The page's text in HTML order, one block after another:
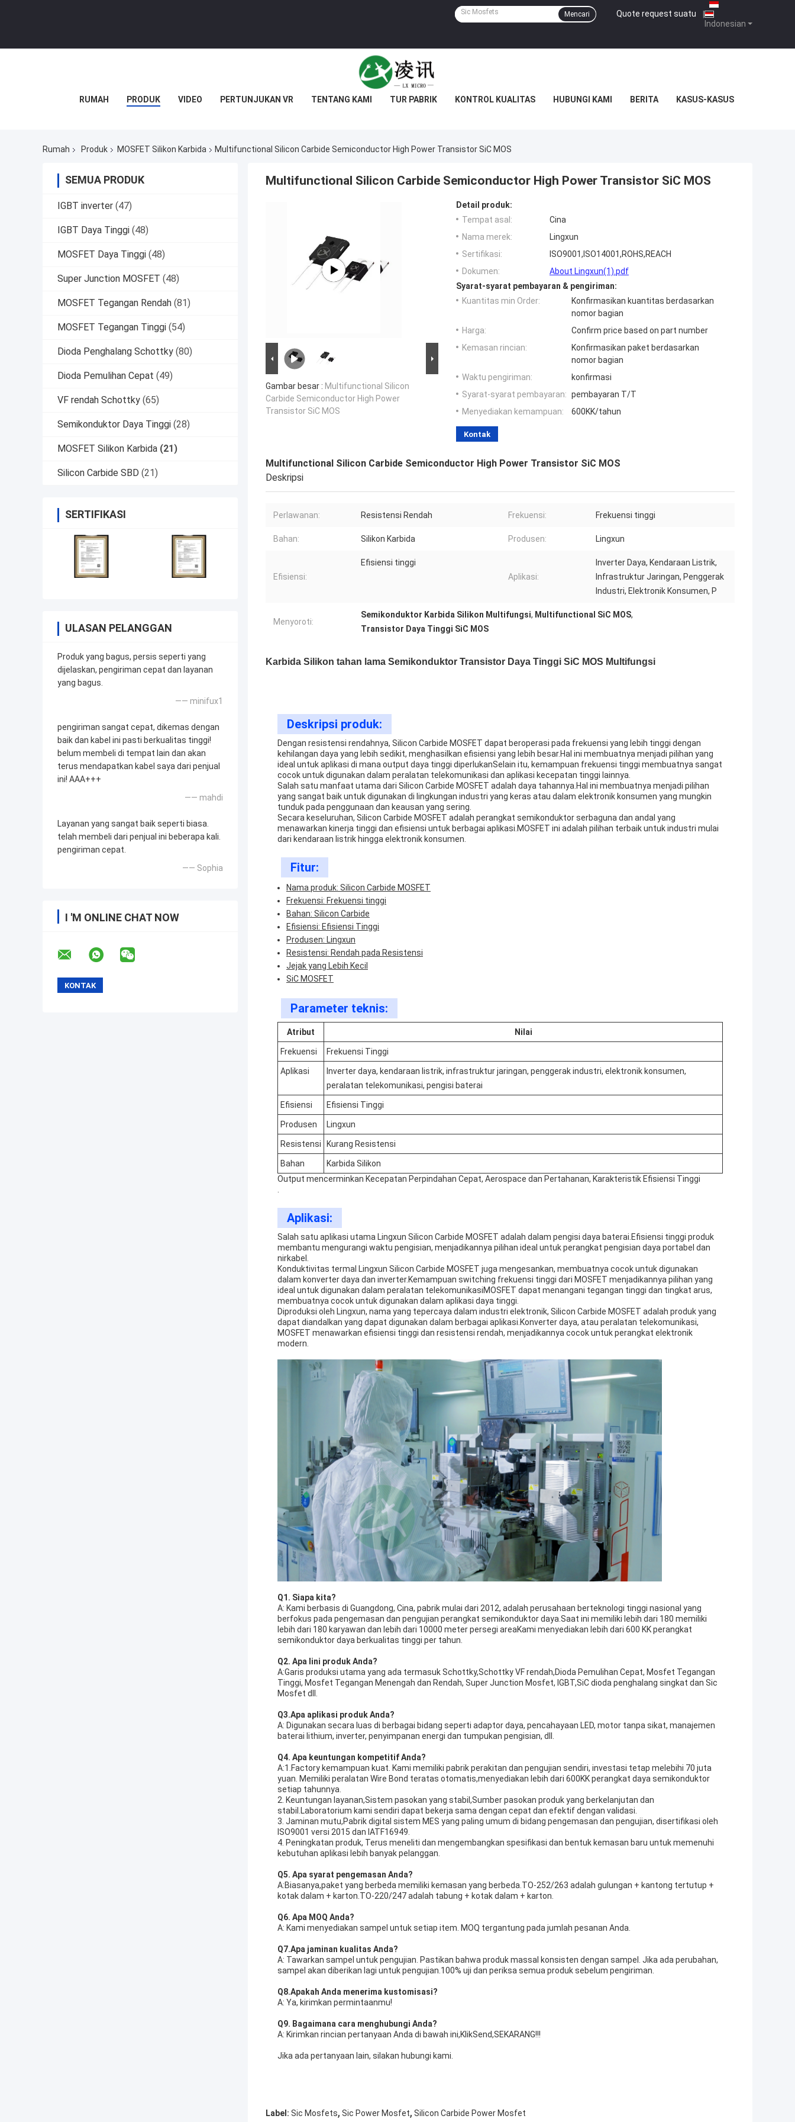
Indonesian
Quote request suatu |
Mencari
RUMAH PRODUK VIDEO PERTUNJUKAN VR TENTANG KAMI TUR PABRIK KONTROL KUALITAS HUBUNGI KAMI BERITA KASUS-KASUS
Rumah Produk MOSFET Silikon Karbida Multifunctional Silicon Carbide Semiconductor High Power Transistor SiC MOS
SEMUA PRODUK
IGBT inverter (47)
IGBT Daya Tinggi (48)
MOSFET Daya Tinggi (48)
Super Junction MOSFET (48)
MOSFET Tegangan Rendah (81)
MOSFET Tegangan Tinggi (54)
Dioda Penghalang Schottky (80)
Dioda Pemulihan Cepat (49)
VF rendah Schottky (65)
Semikonduktor Daya Tinggi (28)
MOSFET Silikon Karbida (21)
Silicon Carbide SBD (21)
SERTIFIKASI
ULASAN PELANGGAN
Produk yang bagus, persis seperti yang
dijelaskan, pengiriman cepat dan layanan
yang bagus.
—— minifux1
pengiriman sangat cepat, dikemas dengan
baik dan kabel ini pasti berkualitas tinggi!
belum membeli di tempat lain dan akan
terus mendapatkan kabel saya dari penjual
ini! AAA+++
—— mahdi
Layanan yang sangat baik seperti biasa.
telah membeli dari penjual ini beberapa kali.
pengiriman cepat.
—— Sophia
I 'M ONLINE CHAT NOW
Multifunctional Silicon Carbide Semiconductor High Power Transistor SiC MOS
Gambar besar : Multifunctional Silicon
Carbide Semiconductor High Power
Transistor SiC MOS
Detail produk:
Tempat asal:
Cina
Nama merek:
Lingxun
Sertifikasi:
ISO9001,ISO14001,ROHS,REACH
Dokumen:
About Lingxun(1).pdf
Syarat-syarat pembayaran & pengiriman:
Kuantitas min Order:
Konfirmasikan kuantitas berdasarkan
nomor bagian
Harga:
Confirm price based on part number
Kemasan rincian:
Konfirmasikan paket berdasarkan
nomor bagian
Waktu pengiriman:
konfirmasi
Syarat-syarat pembayaran: pembayaran T/T
Menyediakan kemampuan:
600KK/tahun
Kontak
Multifunctional Silicon Carbide Semiconductor High Power Transistor SiC MOS
Deskripsi
Perlawanan: Resistensi Rendah Frekuensi: Frekuensi tinggi
Bahan: Silikon Karbida Produsen: Lingxun
Efisiensi:
Efisiensi tinggi
Aplikasi:
Inverter Daya, Kendaraan Listrik,
Infrastruktur Jaringan, Penggerak
Industri, Elektronik Konsumen, P
Menyoroti:
Semikonduktor Karbida Silikon Multifungsi, Multifunctional SiC MOS,
Transistor Daya Tinggi SiC MOS
Karbida Silikon tahan lama Semikonduktor Transistor Daya Tinggi SiC MOS Multifungsi
Deskripsi produk:
Dengan resistensi rendahnya, Silicon Carbide MOSFET dapat beroperasi pada frekuensi yang lebih tinggi dengan
kehilangan daya yang lebih sedikit, menghasilkan efisiensi yang lebih besar.Hal ini membuatnya menjadi pilihan yang
ideal untuk aplikasi di mana output daya tinggi diperlukanSelain itu, kemampuan frekuensi tinggi membuatnya sangat
cocok untuk digunakan dalam peralatan telekomunikasi dan aplikasi kecepatan tinggi lainnya.
Salah satu manfaat utama dari Silicon Carbide MOSFET adalah daya tahannya.Hal ini membuatnya menjadi pilihan
yang sangat baik untuk digunakan di lingkungan industri yang keras atau dalam elektronik konsumen yang mungkin
tunduk pada penggunaan dan keausan yang sering.
Secara keseluruhan, Silicon Carbide MOSFET adalah perangkat semikonduktor serbaguna dan andal yang
menawarkan kinerja tinggi dan efisiensi untuk berbagai aplikasi.MOSFET ini adalah pilihan terbaik untuk industri mulai
dari kendaraan listrik hingga elektronik konsumen.
Fitur:
Nama produk: Silicon Carbide MOSFET
Frekuensi: Frekuensi tinggi
Bahan: Silicon Carbide
Efisiensi: Efisiensi Tinggi
Produsen: Lingxun
Resistensi: Rendah pada Resistensi
Jejak yang Lebih Kecil
SiC MOSFET
Parameter teknis:
Atribut Nilai
Frekuensi Frekuensi Tinggi
Aplikasi
Inverter daya, kendaraan listrik, infrastruktur jaringan, penggerak industri, elektronik konsumen,
peralatan telekomunikasi, pengisi baterai
Efisiensi Efisiensi Tinggi
Produsen Lingxun
Resistensi Kurang Resistensi
Bahan
Karbida Silikon
Output mencerminkan Kecepatan Perpindahan Cepat, Aerospace dan Pertahanan, Karakteristik Efisiensi Tinggi
.
Aplikasi:
Salah satu aplikasi utama Lingxun Silicon Carbide MOSFET adalah dalam pengisi daya baterai.Efisiensi tinggi produk
membantu mengurangi waktu pengisian, menjadikannya pilihan ideal untuk perangkat pengisian daya portabel dan
nirkabel.
Konduktivitas termal Lingxun Silicon Carbide MOSFET juga mengesankan, membuatnya cocok untuk digunakan
dalam konverter daya dan inverter.Kemampuan switching frekuensi tinggi dari MOSFET menjadikannya pilihan yang
ideal untuk digunakan dalam peralatan telekomunikasiMOSFET dapat menangani tegangan tinggi dan tingkat arus,
membuatnya cocok untuk digunakan dalam aplikasi daya tinggi.
Diproduksi oleh Lingxun, nama yang tepercaya dalam industri elektronik, Silicon Carbide MOSFET adalah produk yang
dapat diandalkan yang dapat digunakan dalam berbagai aplikasi.Konverter daya, atau peralatan telekomunikasi,
MOSFET menawarkan efisiensi tinggi dan resistensi rendah, menjadikannya cocok untuk perangkat elektronik
modern.
Q1. Siapa kita?
A: Kami berbasis di Guangdong, Cina, pabrik mulai dari 2012, adalah perusahaan berteknologi tinggi nasional yang
berfokus pada pengemasan dan pengujian perangkat semikonduktor daya.Saat ini memiliki lebih dari 180 memiliki
lebih dari 180 karyawan dan lebih dari 10000 meter persegi areaKami menyediakan lebih dari 600 KK perangkat
semikonduktor daya berkualitas tinggi per tahun.
Q2. Apa lini produk Anda?
A:Garis produksi utama yang ada termasuk Schottky,Schottky VF rendah,Dioda Pemulihan Cepat, Mosfet Tegangan
Tinggi, Mosfet Tegangan Menengah dan Rendah, Super Junction Mosfet, IGBT,SiC dioda penghalang singkat dan Sic
Mosfet dll.
Q3.Apa aplikasi produk Anda?
A: Digunakan secara luas di berbagai bidang seperti adaptor daya, pencahayaan LED, motor tanpa sikat, manajemen
baterai lithium, inverter, penyimpanan energi dan tumpukan pengisian, dll.
Q4. Apa keuntungan kompetitif Anda?
A:1.Factory kemampuan kuat. Kami memiliki pabrik perakitan dan pengujian sendiri, investasi tetap melebihi 70 juta
yuan. Memiliki peralatan Wire Bond teratas otomatis,menyediakan lebih dari 600KK perangkat daya semikonduktor
setiap tahunnya.
2. Keuntungan layanan,Sistem pasokan yang stabil,Sumber pasokan produk yang berkelanjutan dan
stabil.Laboratorium kami sendiri dapat bekerja sama dengan cepat dan efektif dengan validasi.
3. Jaminan mutu,Pabrik digital sistem MES yang paling umum di bidang pengemasan dan pengujian, disertifikasi oleh
ISO9001 versi 2015 dan IATF16949.
4. Peningkatan produk, Terus meneliti dan mengembangkan spesifikasi dan bentuk kemasan baru untuk memenuhi
kebutuhan aplikasi lebih banyak pelanggan.
Q5. Apa syarat pengemasan Anda?
A:Biasanya,paket yang berbeda memiliki kemasan yang berbeda.TO-252/263 adalah gulungan + kantong tertutup +
kotak dalam + karton.TO-220/247 adalah tabung + kotak dalam + karton.
Q6. Apa MOQ Anda?
A: Kami menyediakan sampel untuk setiap item. MOQ tergantung pada jumlah pesanan Anda.
Q7.Apa jaminan kualitas Anda?
A: Tawarkan sampel untuk pengujian. Pastikan bahwa produk massal konsisten dengan sampel. Jika ada perubahan,
sampel akan diberikan lagi untuk pengujian.100% uji dan periksa semua produk sebelum pengiriman.
Q8.Apakah Anda menerima kustomisasi?
A: Ya, kirimkan permintaanmu!
Q9. Bagaimana cara menghubungi Anda?
A: Kirimkan rincian pertanyaan Anda di bawah ini,KlikSend,SEKARANG!!!
Jika ada pertanyaan lain, silakan hubungi kami.
Label: Sic Mosfets, Sic Power Mosfet, Silicon Carbide Power Mosfet